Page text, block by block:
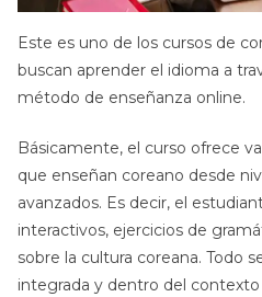
Este es uno de los cursos de
buscan aprender el idioma a
método de enseñanza online.
Básicamente, el curso ofrece
que enseñan coreano desde
avanzados. Es decir, el
interactivos, ejercicios de
sobre la cultura coreana. Todo
integrada y dentro del